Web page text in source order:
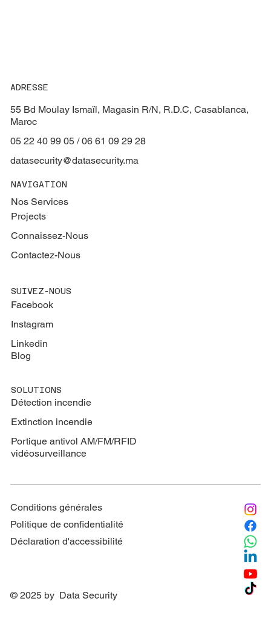
ADRESSE
55 Bd Moulay Ismaïl, Magasin R/N, R.D.C, Casablanca,
Maroc
05 22 40 99 05 / 06 61 09 29 28
datasecurity@datasecurity.ma
NAVIGATION
Nos Services
Projects
Connaissez-Nous
Contactez-Nous
SUIVEZ-NOUS
Facebook
Instagram
Linkedin
Blog
SOLUTIONS
Détection incendie
Extinction incendie
Portique antivol AM/FM/RFID
vidéosurveillance
Conditions générales
Politique de confidentialité
Déclaration d'accessibilité
© 2025 by Data Security